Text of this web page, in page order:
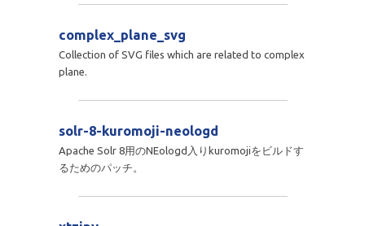
complex_plane_svg
Collection of SVG files which are related to complex
plane.
solr-8-kuromoji-neologd
Apache Solr 8用のNEologd入りkuromojiをビルドす
るためのパッチ。